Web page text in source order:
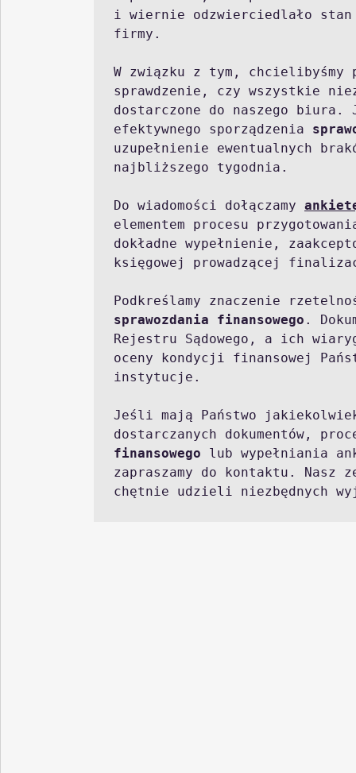
i wiernie odzwierciedlało stan
firmy.
W związku z tym,
sprawdzenie, czy wszystkie
dostarczone do naszego biura.
efektywnego sporządzenia
uzupełnienie ewentualnych
najbliższego tygodnia.
Do wiadomości dołączamy
elementem procesu
dokładne wypełnienie,
księgowej prowadzącej
sprawozdania finansowego .
Rejestru Sądowego, a ich
oceny kondycji finansowej
instytucje.
Jeśli mają Państwo
dostarczanych dokumentów,
finansowego lub wypełniania
zapraszamy do kontaktu. Nasz
chętnie udzieli niezbędnych